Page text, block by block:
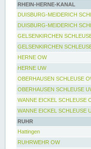
RHEIN-HERNE-KANAL
DUISBURG-MEIDERICH
DUISBURG-MEIDERICH
GELSENKIRCHEN
GELSENKIRCHEN
HERNE OW
HERNE UW
OBERHAUSEN SCHLEUSE
OBERHAUSEN SCHLEUSE
WANNE EICKEL SCHLEUSE
WANNE EICKEL SCHLEUSE
RUHR
Hattingen
RUHRWEHR OW